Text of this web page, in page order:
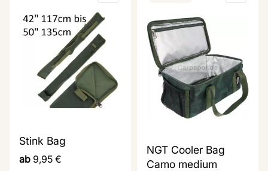
Stink Bag
ab 9,95 €
NGT Cooler Bag
Camo medium